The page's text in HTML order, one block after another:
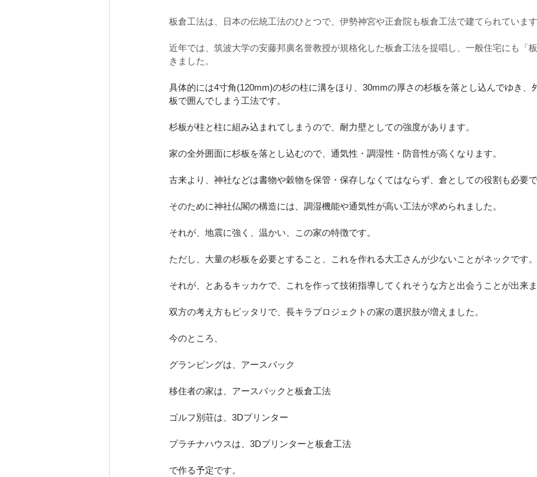
板倉工法は、日本の伝統工法のひとつで、伊勢神宮や正倉院も板倉工法で建てられています
近年では、筑波大学の安藤邦廣名誉教授が規格化した板倉工法を提唱し、一般住宅にも「
きました。
具体的には4寸角(120mm)の杉の柱に溝をほり、30mmの厚さの杉板を落とし込んでゆき、
板で囲んでしまう工法です。
杉板が柱と柱に組み込まれてしまうので、耐力壁としての強度があります。
家の全外囲面に杉板を落とし込むので、通気性・調湿性・防音性が高くなります。
古来より、神社などは書物や穀物を保管・保存しなくてはならず、倉としての役割も必要で
そのために神社仏閣の構造には、調湿機能や通気性が高い工法が求められました。
それが、地震に強く、温かい、この家の特徴です。
ただし、大量の杉板を必要とすること、これを作れる大工さんが少ないことがネックです。
それが、とあるキッカケで、これを作って技術指導してくれそうな方と出会うことが出来ま
双方の考え方もピッタリで、長キラプロジェクトの家の選択肢が増えました。
今のところ、
グランピングは、アースバック
移住者の家は、アースバックと板倉工法
ゴルフ別荘は、3Dプリンター
プラチナハウスは、3Dプリンターと板倉工法
で作る予定です。